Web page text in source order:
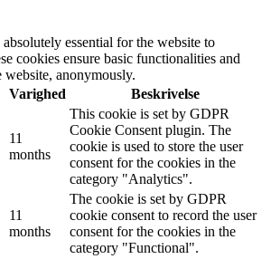
essential for the website to
cookies ensure basic functionalities and
website, anonymously.
Varighed Beskrivelse
11
months
This cookie is set by GDPR
Cookie Consent plugin. The
cookie is used to store the user
consent for the cookies in the
category "Analytics".
11
months
The cookie is set by GDPR
cookie consent to record the user
consent for the cookies in the
category "Functional".